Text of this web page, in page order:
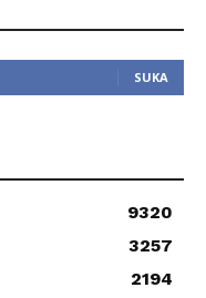
SUKA
9320
3257
2194